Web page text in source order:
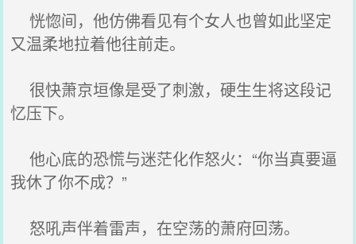
恍惚间，他仿佛看见有个女人也曾如此坚定
又温柔地拉着他往前走。
很快萧京垣像是受了刺激，硬生生将这段记
忆压下。
他心底的恐慌与迷茫化作怒火：“你当真要逼
我休了你不成？”
怒吼声伴着雷声，在空荡的萧府回荡。